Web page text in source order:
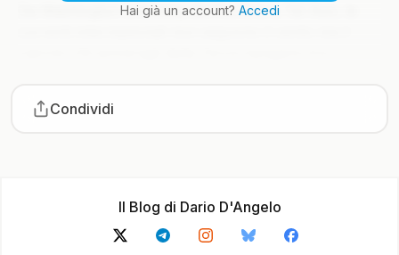
Da Washington a Mosca, da Pechino a Tel Aviv, le
editoriale, non ci accontentiamo di tracciare una rotta
Ora tocca a te decidere se restare alla deriva o salire
a bordo. Il ponte è scivoloso, ma ogni parola che ti
Hai già un account? Accedi
Condividi
Il Blog di Dario D'Angelo